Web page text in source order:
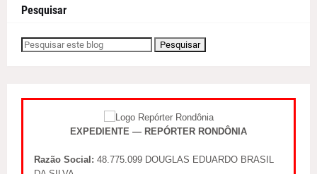
Pesquisar
EXPEDIENTE — REPÓRTER RONDÔNIA
Razão Social: 48.775.099 DOUGLAS EDUARDO BRASIL